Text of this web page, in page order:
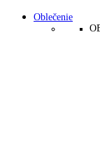
Oblečenie